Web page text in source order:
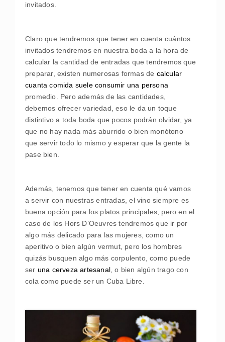
invitados.
Claro que tendremos que tener en cuenta cuántos
invitados tendremos en nuestra boda a la hora de
calcular la cantidad de entradas que tendremos que
preparar, existen numerosas formas de calcular
cuanta comida suele consumir una persona
promedio. Pero además de las cantidades,
debemos ofrecer variedad, eso le da un toque
distintivo a toda boda que pocos podrán olvidar, ya
que no hay nada más aburrido o bien monótono
que servir todo lo mismo y esperar que la gente la
pase bien.
Además, tenemos que tener en cuenta qué vamos
a servir con nuestras entradas, el vino siempre es
buena opción para los platos principales, pero en el
caso de los Hors D’Oeuvres tendremos que ir por
algo más delicado para las mujeres, como un
aperitivo o bien algún vermut, pero los hombres
quizás busquen algo más corpulento, como puede
ser una cerveza artesanal, o bien algún trago con
cola como puede ser un Cuba Libre.